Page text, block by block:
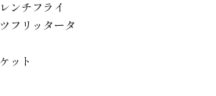
ンチフライ
フリッタータ
ット